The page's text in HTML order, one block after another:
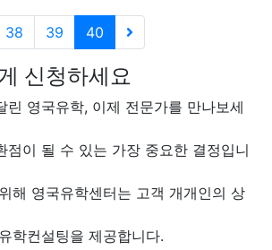
38 39 40
신청하세요
린 영국유학, 이제 전문가를 만나보세
점이 될 수 있는 가장 중요한 결정입니
해 영국유학센터는 고객 개개인의 상
학컨설팅을 제공합니다.